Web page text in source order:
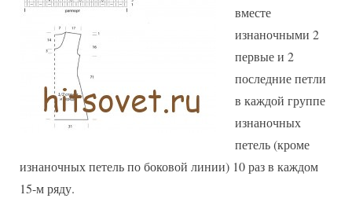
вместе
изнаночными 2
первые и 2
последние петли
в каждой группе
изнаночных
петель (кроме
изнаночных петель по боковой линии) 10 раз в каждом
15-м ряду.